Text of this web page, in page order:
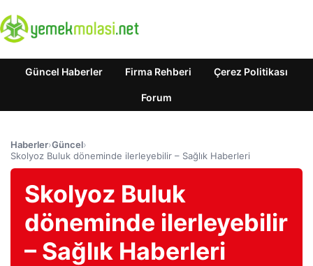
Güncel Haberler Firma Rehberi Çerez Politikası
Forum
Haberler›Güncel›
Skolyoz Buluk döneminde ilerleyebilir – Sağlık Haberleri
Skolyoz Buluk
döneminde ilerleyebilir
– Sağlık Haberleri